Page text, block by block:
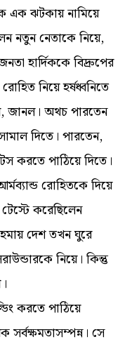
এক ঝটকায় নামিয়ে
নতুন নেতাকে নিয়ে,
হার্দিককে বিদ্রুপের
নিয়ে হর্ষধ্বনিতে
জানল। অথচ পারতেন
দিতে। পারতেন,
করতে পাঠিয়ে দিতে।
রোহিতকে দিয়ে
করেছিলেন
দেশ তখন ঘুরে
নিয়ে। কিন্তু
করতে পাঠিয়ে
সে